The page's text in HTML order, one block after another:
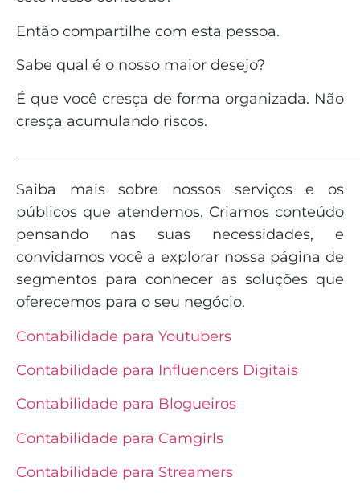
Então compartilhe com esta pessoa.
Sabe qual é o nosso maior desejo?
É que você cresça de forma organizada. Não
cresça acumulando riscos.
Saiba mais sobre nossos serviços e os
públicos que atendemos. Criamos conteúdo
pensando nas suas necessidades, e
convidamos você a explorar nossa página de
segmentos para conhecer as soluções que
oferecemos para o seu negócio.
Contabilidade para Youtubers
Contabilidade para Influencers Digitais
Contabilidade para Blogueiros
Contabilidade para Camgirls
Contabilidade para Streamers